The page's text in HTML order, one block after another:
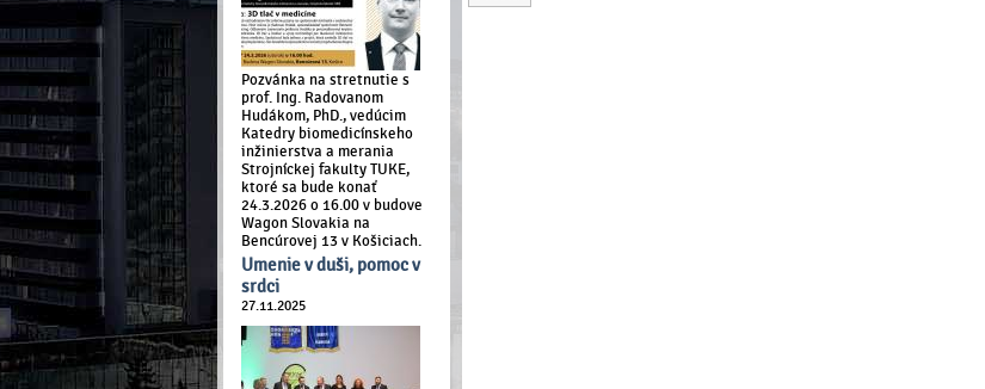
Pozvánka na stretnutie s
prof. Ing. Radovanom
Hudákom, PhD., vedúcim
Katedry biomedicínskeho
inžinierstva a merania
Strojníckej fakulty TUKE,
ktoré sa bude konať
24.3.2026 o 16.00 v budove
Wagon Slovakia na
Bencúrovej 13 v Košiciach.
Umenie v duši, pomoc v
srdci
27.11.2025